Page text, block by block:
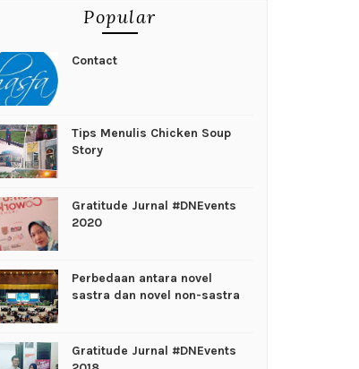
Popular
Contact
Tips Menulis Chicken Soup
Story
Gratitude Jurnal #DNEvents
2020
Perbedaan antara novel
sastra dan novel non-sastra
Gratitude Jurnal #DNEvents